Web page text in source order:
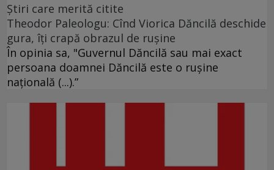
Ştiri care merită citite
Theodor Paleologu: Cînd Viorica Dăncilă deschide
gura, îţi crapă obrazul de ruşine
În opinia sa, "Guvernul Dăncilă sau mai exact
persoana doamnei Dăncilă este o ruşine
naţională (...).”